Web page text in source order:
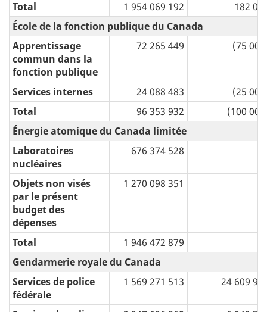
Total 1 954 069 192
182
École de la fonction publique du Canada
Apprentissage
commun dans la
fonction publique
72 265 449 (75
Services internes 24 088 483
(25
Total
96 353 932
(100
Énergie atomique du Canada limitée
Laboratoires
nucléaires
676 374 528
Objets non visés
par le présent
budget des
dépenses
1 270 098 351
Total 1 946 472 879
Gendarmerie royale du Canada
Services de police
fédérale
1 569 271 513 24 609